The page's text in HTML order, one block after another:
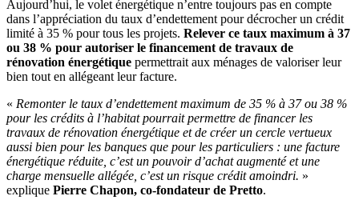
Aujourd’hui, le volet énergétique n’entre toujours pas en compte
dans l’appréciation du taux d’endettement pour décrocher un crédit
limité à 35 % pour tous les projets. Relever ce taux maximum à 37
ou 38 % pour autoriser le financement de travaux de
rénovation énergétique permettrait aux ménages de valoriser leur
bien tout en allégeant leur facture.
« Remonter le taux d’endettement maximum de 35 % à 37 ou 38 %
pour les crédits à l’habitat pourrait permettre de financer les
travaux de rénovation énergétique et de créer un cercle vertueux
aussi bien pour les banques que pour les particuliers : une facture
énergétique réduite, c’est un pouvoir d’achat augmenté et une
charge mensuelle allégée, c’est un risque crédit amoindri. »
explique Pierre Chapon, co-fondateur de Pretto.